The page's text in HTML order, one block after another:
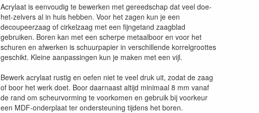
Acrylaat is eenvoudig te bewerken met gereedschap dat veel doe-
het-zelvers al in huis hebben. Voor het zagen kun je een
decoupeerzaag of cirkelzaag met een fijngetand zaagblad
gebruiken. Boren kan met een scherpe metaalboor en voor het
schuren en afwerken is schuurpapier in verschillende korrelgroottes
geschikt. Kleine aanpassingen kun je maken met een vijl.
Bewerk acrylaat rustig en oefen niet te veel druk uit, zodat de zaag
of boor het werk doet. Boor daarnaast altijd minimaal 8 mm vanaf
de rand om scheurvorming te voorkomen en gebruik bij voorkeur
een MDF-onderplaat ter ondersteuning tijdens het boren.